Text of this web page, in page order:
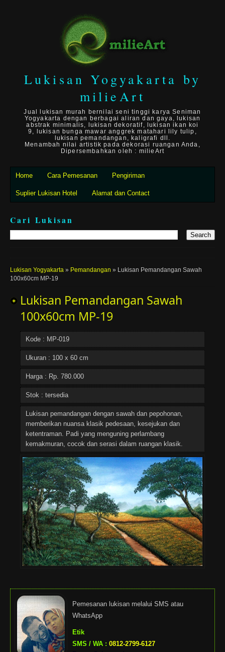
Lukisan Yogyakarta by
milieArt
Jual lukisan murah bernilai seni tinggi karya Seniman
Yogyakarta dengan berbagai aliran dan gaya, lukisan
abstrak minimalis, lukisan dekoratif, lukisan ikan koi
9, lukisan bunga mawar anggrek matahari lily tulip,
lukisan pemandangan, kaligrafi dll.
Menambah nilai artistik pada dekorasi ruangan Anda,
Dipersembahkan oleh : milieArt
Home Cara Pemesanan Pengiriman
Suplier Lukisan Hotel Alamat dan Contact
Cari Lukisan
Lukisan Yogyakarta » Pemandangan » Lukisan Pemandangan Sawah
100x60cm MP-19
Lukisan Pemandangan Sawah
100x60cm MP-19
Kode : MP-019
Ukuran : 100 x 60 cm
Harga : Rp. 780.000
Stok : tersedia
Lukisan pemandangan dengan sawah dan pepohonan,
memberikan nuansa klasik pedesaan, kesejukan dan
ketentraman. Padi yang menguning perlambang
kemakmuran, cocok dan serasi dalam ruangan klasik.
Pemesanan lukisan melalui SMS atau
WhatsApp
Etik
SMS / WA : 0812-2799-6127